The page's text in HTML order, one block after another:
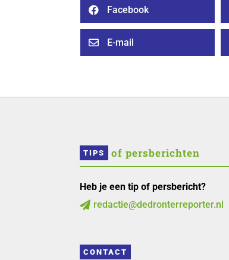
 Facebook
 E-mail
TIPS of persberichten
Heb je een tip of persbericht?
 redactie@dedronterreporter.nl
CONTACT